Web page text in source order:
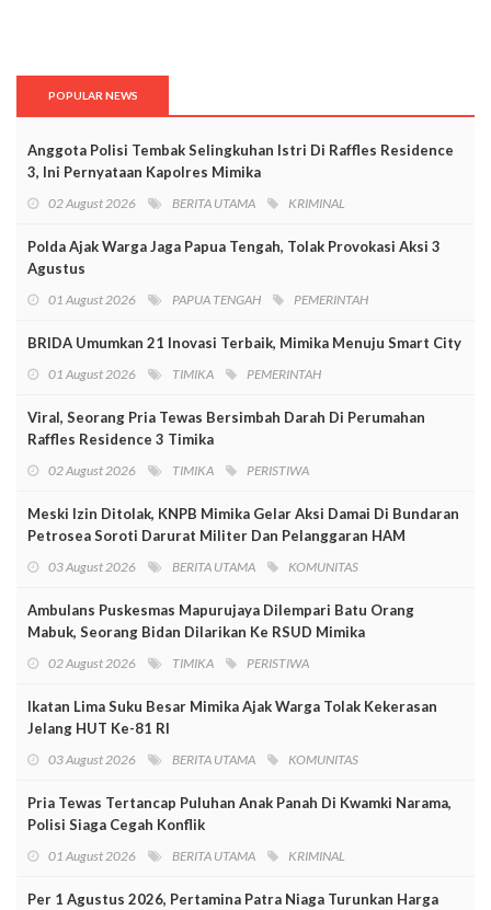
POPULAR NEWS
Anggota Polisi Tembak Selingkuhan Istri Di Raffles Residence
3, Ini Pernyataan Kapolres Mimika
02 August 2026 BERITA UTAMA KRIMINAL
Polda Ajak Warga Jaga Papua Tengah, Tolak Provokasi Aksi 3
Agustus
01 August 2026 PAPUA TENGAH PEMERINTAH
BRIDA Umumkan 21 Inovasi Terbaik, Mimika Menuju Smart City
01 August 2026 TIMIKA PEMERINTAH
Viral, Seorang Pria Tewas Bersimbah Darah Di Perumahan
Raffles Residence 3 Timika
02 August 2026 TIMIKA PERISTIWA
Meski Izin Ditolak, KNPB Mimika Gelar Aksi Damai Di Bundaran
Petrosea Soroti Darurat Militer Dan Pelanggaran HAM
03 August 2026 BERITA UTAMA KOMUNITAS
Ambulans Puskesmas Mapurujaya Dilempari Batu Orang
Mabuk, Seorang Bidan Dilarikan Ke RSUD Mimika
02 August 2026 TIMIKA PERISTIWA
Ikatan Lima Suku Besar Mimika Ajak Warga Tolak Kekerasan
Jelang HUT Ke-81 RI
03 August 2026 BERITA UTAMA KOMUNITAS
Pria Tewas Tertancap Puluhan Anak Panah Di Kwamki Narama,
Polisi Siaga Cegah Konflik
01 August 2026 BERITA UTAMA KRIMINAL
Per 1 Agustus 2026, Pertamina Patra Niaga Turunkan Harga